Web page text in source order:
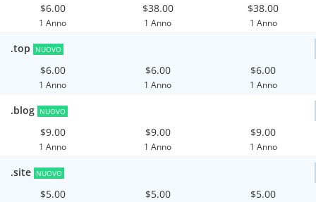
$6.00
1 Anno
$38.00
1 Anno
$38.00
1 Anno
.top NUOVO
$6.00
1 Anno
$6.00
1 Anno
$6.00
1 Anno
.blog NUOVO
$9.00
1 Anno
$9.00
1 Anno
$9.00
1 Anno
.site NUOVO
$5.00 $5.00 $5.00